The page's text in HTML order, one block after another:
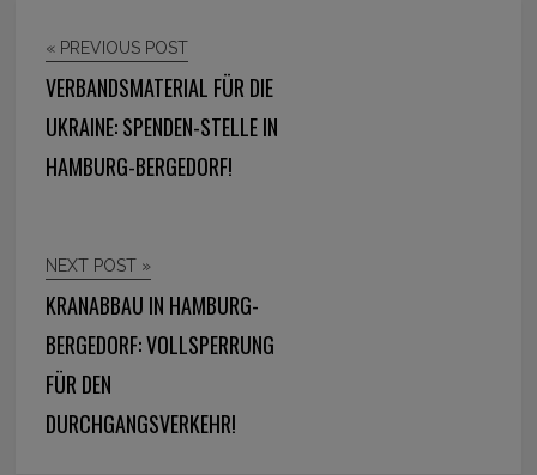
« PREVIOUS POST
VERBANDSMATERIAL FÜR DIE
UKRAINE: SPENDEN-STELLE IN
HAMBURG-BERGEDORF!
NEXT POST »
KRANABBAU IN HAMBURG-
BERGEDORF: VOLLSPERRUNG
FÜR DEN
DURCHGANGSVERKEHR!